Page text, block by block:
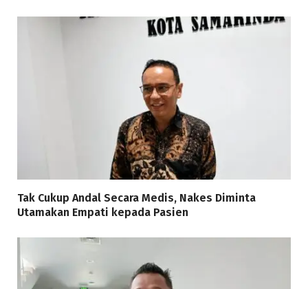
Tak Cukup Andal Secara Medis, Nakes Diminta
Utamakan Empati kepada Pasien